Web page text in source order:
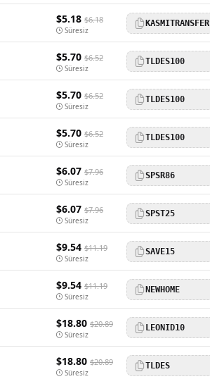
$5.18 $6.18
Süresiz
KASMITRANSFER
$5.70 $6.52
Süresiz
TLDES100
$5.70 $6.52
Süresiz
TLDES100
$5.70 $6.52
Süresiz
TLDES100
$6.07 $7.96
Süresiz
SPSR86
$6.07 $7.96
Süresiz
SPST25
$9.54 $11.19
Süresiz
SAVE15
$9.54 $11.19
Süresiz
NEWHOME
$18.80 $20.89
Süresiz
LEONID10
$18.80 $20.89
Süresiz
TLDES